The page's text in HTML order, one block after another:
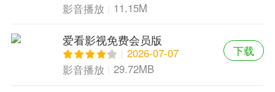
影音播放
11.15M
爱看影视免费会员版
2026-07-07
影音播放
29.72MB
下载